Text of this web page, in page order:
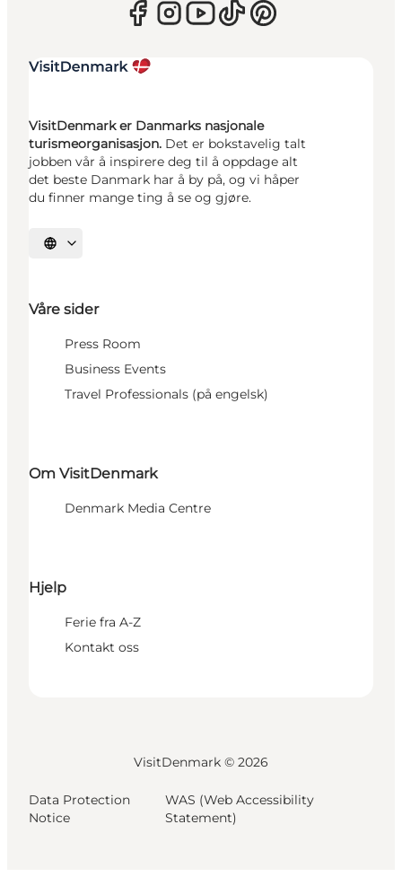
VisitDenmark er Danmarks nasjonale
turismeorganisasjon. Det er bokstavelig talt
jobben vår å inspirere deg til å oppdage alt
det beste Danmark har å by på, og vi håper
du finner mange ting å se og gjøre.
Velg språk
Våre sider
Press Room
Business Events
Travel Professionals (på engelsk)
Om VisitDenmark
Denmark Media Centre
Hjelp
Ferie fra A-Z
Kontakt oss
VisitDenmark © 2026
Data Protection
Notice
WAS (Web Accessibility
Statement)